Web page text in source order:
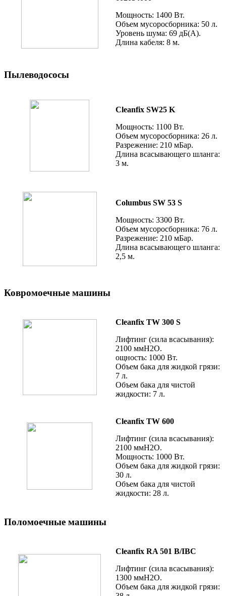
Мощность: 1400 Вт.
Объем мусоросборника: 50 л.
Уровень шума: 69 дБ(А).
Длина кабеля: 8 м.
Пылеводососы
Cleanfix SW25 K
Мощность: 1100 Вт.
Объем мусоросборника: 26 л.
Разрежение: 210 мБар.
Длина всасывающего шланга:
3 м.
Columbus SW 53 S
Мощность: 3300 Вт.
Объем мусоросборника: 76 л.
Разрежение: 210 мБар.
Длина всасывающего шланга:
2,5 м.
Ковромоечные машины
Cleanfix TW 300 S
Лифтинг (сила всасывания):
2100 ммН2О.
ощность: 1000 Вт.
Объем бака для жидкой грязи:
7 л.
Объем бака для чистой
жидкости: 7 л.
Cleanfix TW 600
Лифтинг (сила всасывания):
2100 ммН2О.
Мощность: 1000 Вт.
Объем бака для жидкой грязи:
30 л.
Объем бака для чистой
жидкости: 28 л.
Поломоечные машины
Cleanfix RA 501 B/IBC
Лифтинг (сила всасывания):
1300 ммН2О.
Объем бака для жидкой грязи: